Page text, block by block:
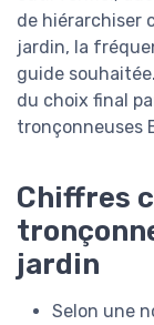
de hiérarchiser
jardin, la
guide
du choix final
tronçonneuses
Chiffres
jardin
Selon une